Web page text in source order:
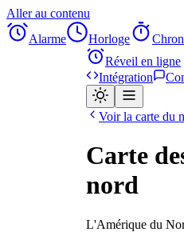
Aller au contenu
Alarme
Horloge
Réveil en ligne
Intégration
Voir la carte du
Carte
nord
L'Amérique du